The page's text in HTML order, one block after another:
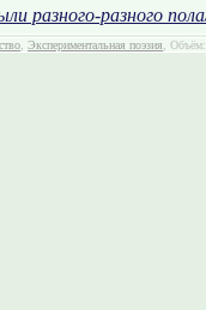
разного-разного
, Экспериментальная поэзия,